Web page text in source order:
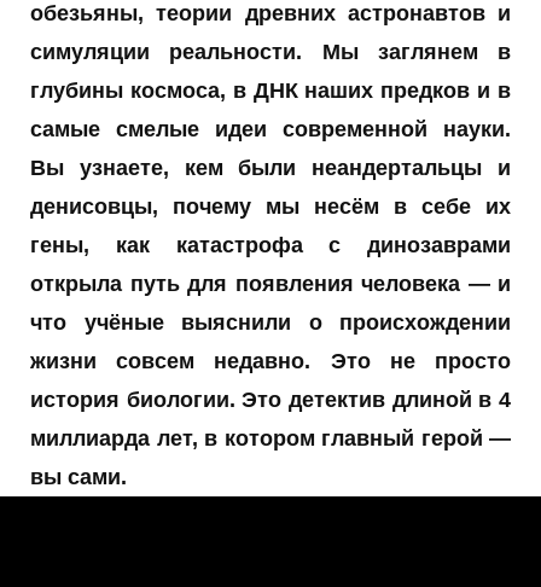
обезьяны, теории древних астронавтов и
симуляции реальности. Мы заглянем в
глубины космоса, в ДНК наших предков и в
самые смелые идеи современной науки.
Вы узнаете, кем были неандертальцы и
денисовцы, почему мы несём в себе их
гены, как катастрофа с динозаврами
открыла путь для появления человека — и
что учёные выяснили о происхождении
жизни совсем недавно. Это не просто
история биологии. Это детектив длиной в 4
миллиарда лет, в котором главный герой —
вы сами.